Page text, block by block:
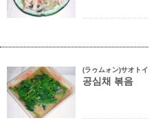
(ラゥムォン)サオトイ
공심채 볶음